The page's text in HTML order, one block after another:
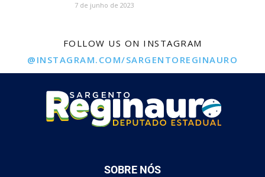
7 de junho de 2023
FOLLOW US ON INSTAGRAM
@INSTAGRAM.COM/SARGENTOREGINAURO
SOBRE NÓS